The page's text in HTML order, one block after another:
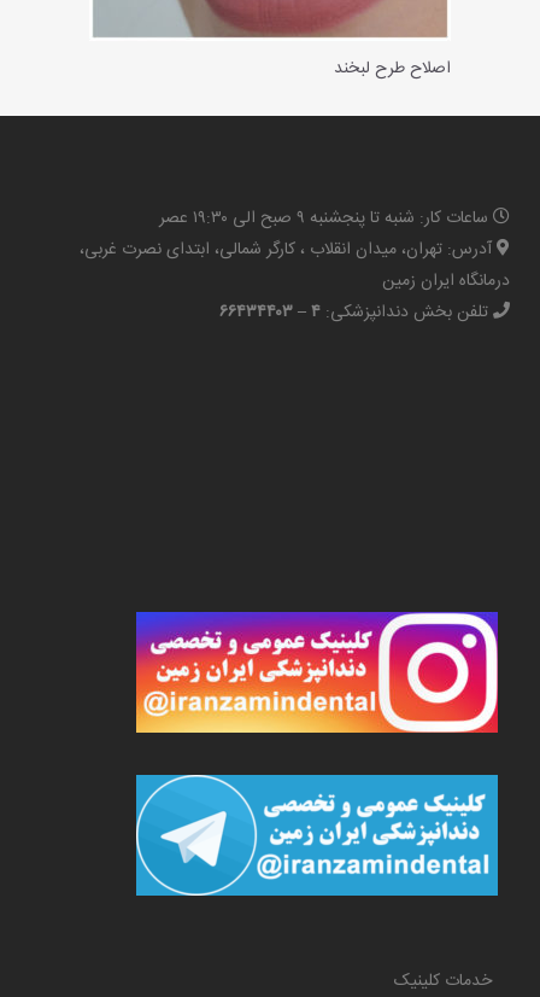
اصلاح طرح لبخند
ساعات کار: شنبه تا پنجشنبه ۹ صبح الی ۱۹:۳۰ عصر
آدرس: تهران، میدان انقلاب ، کارگر شمالی، ابتدای نصرت غربی،
درمانگاه ایران زمین
تلفن بخش دندانپزشکی: ۴ – ۶۶۴۳۴۴۰۳
خدمات کلینیک